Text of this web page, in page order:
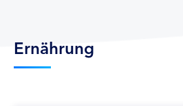
Ernährung